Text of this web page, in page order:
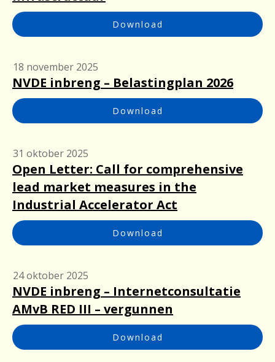
Download
18 november 2025
NVDE inbreng – Belastingplan 2026
Download
31 oktober 2025
Open Letter: Call for comprehensive
lead market measures in the
Industrial Accelerator Act
Download
24 oktober 2025
NVDE inbreng – Internetconsultatie
AMvB RED III – vergunnen
Download